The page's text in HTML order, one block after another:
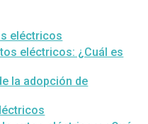
eléctricos
eléctricos: ¿Cuál es
la adopción de